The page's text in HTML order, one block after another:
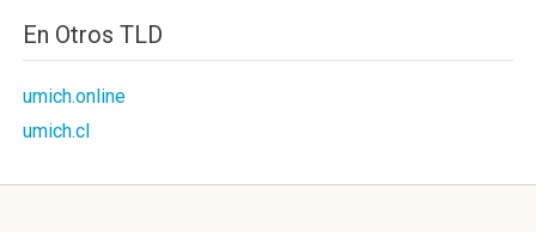
En Otros TLD
umich.online
umich.cl